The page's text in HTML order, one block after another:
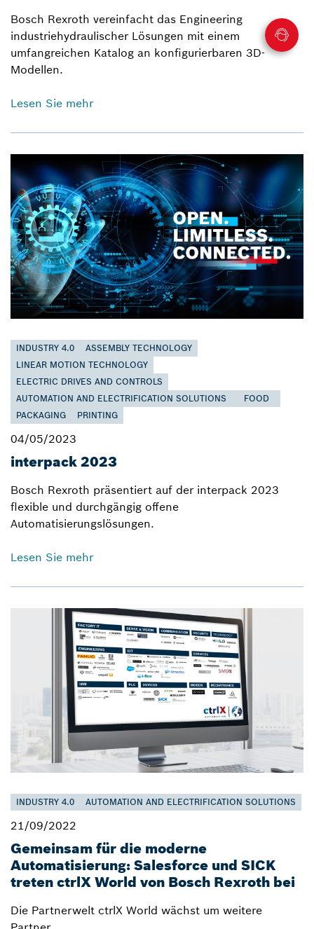
Bosch Rexroth vereinfacht das Engineering
industriehydraulischer Lösungen mit einem
umfangreichen Katalog an konfigurierbaren 3D-
Modellen.
Lesen Sie mehr
INDUSTRY 4.0
ASSEMBLY TECHNOLOGY
LINEAR MOTION TECHNOLOGY
ELECTRIC DRIVES AND CONTROLS
AUTOMATION AND ELECTRIFICATION SOLUTIONS
FOOD
PACKAGING
PRINTING
04/05/2023
interpack 2023
Bosch Rexroth präsentiert auf der interpack 2023
flexible und durchgängig offene
Automatisierungslösungen.
Lesen Sie mehr
INDUSTRY 4.0 AUTOMATION AND ELECTRIFICATION SOLUTIONS
21/09/2022
Gemeinsam für die moderne
Automatisierung: Salesforce und SICK
treten ctrlX World von Bosch Rexroth bei
Die Partnerwelt ctrlX World wächst um weitere